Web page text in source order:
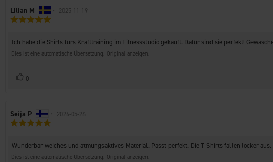
Autor
der
Lilian M • Bewertungsdatum:
2025-11-19
5
Sternen
Rezensionstext:
Ich habe die Shirts fürs Krafttraining im Fitnessstudio gekauft. Dafür sind sie perfekt!
Dies ist eine automatische Übersetzung. Original anzeigen.
Stimme
0
Autor
der
Seija P • Bewertungsdatum:
2026-05-26
5
Sternen
Rezensionstext:
Wunderbar weiches und atmungsaktives Material. Passt perfekt. Die T-Shirts fallen locker
Dies ist eine automatische Übersetzung. Original anzeigen.